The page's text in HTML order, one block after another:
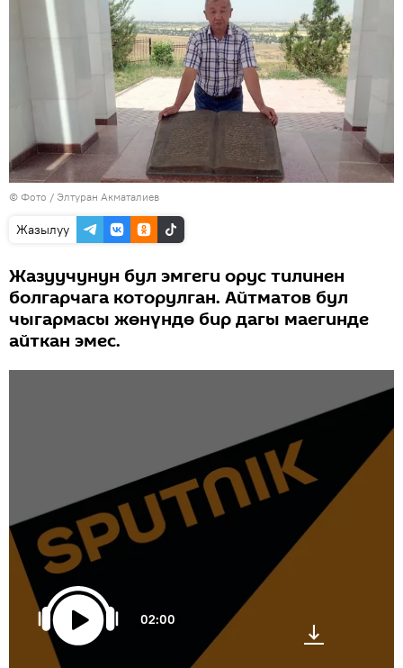
© Фото / Элтуран Акматалиев
Жазылуу
Жазуучунун бул эмгеги орус тилинен
болгарчага которулган. Айтматов бул
чыгармасы жөнүндө бир дагы маегинде
айткан эмес.
02:00